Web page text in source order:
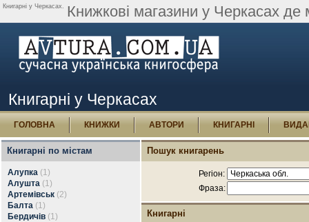
Книгарні у Черкасах. Книжкові магазини у Черкасах де
Книгарні у Черкасах
ГОЛОВНА КНИЖКИ АВТОРИ КНИГАРНІ
Книгарні по містам
Алупка (1)
Алушта (1)
Артемівськ (2)
Балта (1)
Бердичів (1)
Пошук книгарень
Регіон:
Фраза:
Книгарні